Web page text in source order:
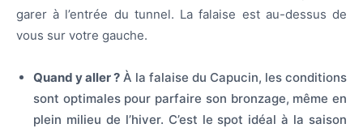
garer à l’entrée du tunnel. La falaise est au-dessus de
vous sur votre gauche.
Quand y aller ? À la falaise du Capucin, les conditions
sont optimales pour parfaire son bronzage, même en
plein milieu de l’hiver. C’est le spot idéal à la saison